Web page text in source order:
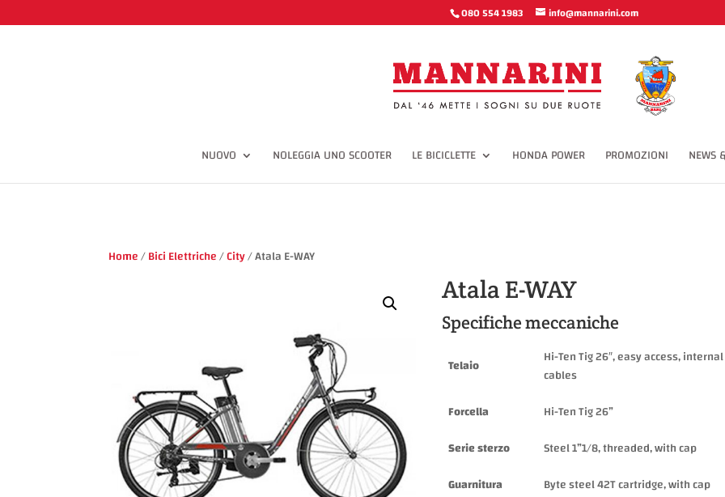
input#cbx.inp-cbx(type='checkbox', style='display: none') label.cbx(for='cbx') span svg(width='12px', height='10px', viewbox='0 0 12 10')
080 554 1983 info@mannarini.com
NUOVO NOLEGGIA UNO SCOOTER LE BICICLETTE HONDA POWER PROMOZIONI NEWS
Home/Bici Elettriche/City/ Atala E-WAY
Atala E-WAY
Specifiche meccaniche
Telaio
Hi-Ten Tig 26″, easy access, internal
cables
Forcella
Hi-Ten Tig 26”
Serie sterzo
Steel 1”1/8, threaded, with cap
Guarnitura
Byte steel 42T cartridge, with cap